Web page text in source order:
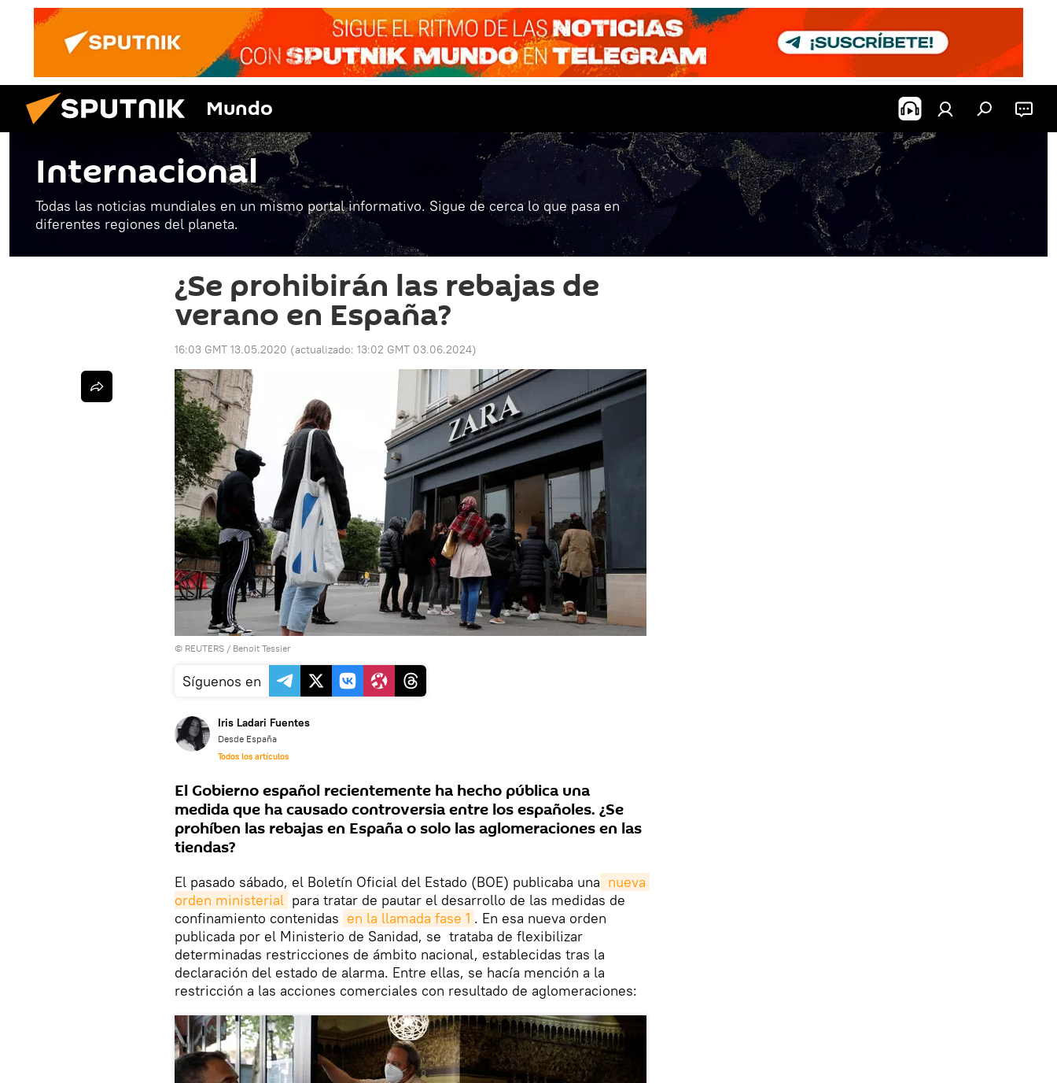
Mundo
Internacional
Todas las noticias mundiales en un mismo portal informativo. Sigue de cerca lo que pasa en
diferentes regiones del planeta.
¿Se prohibirán las rebajas de
verano en España?
16:03 GMT 13.05.2020 (actualizado: 13:02 GMT 03.06.2024)
© REUTERS / Benoit Tessier
Síguenos en
Iris Ladari Fuentes
Desde España
Todos los artículos
El Gobierno español recientemente ha hecho pública una
medida que ha causado controversia entre los españoles. ¿Se
prohíben las rebajas en España o solo las aglomeraciones en las
tiendas?
El pasado sábado, el Boletín Oficial del Estado (BOE) publicaba una nueva
orden ministerial para tratar de pautar el desarrollo de las medidas de
confinamiento contenidas en la llamada fase 1 . En esa nueva orden
publicada por el Ministerio de Sanidad, se trataba de flexibilizar
determinadas restricciones de ámbito nacional, establecidas tras la
declaración del estado de alarma. Entre ellas, se hacía mención a la
restricción a las acciones comerciales con resultado de aglomeraciones: